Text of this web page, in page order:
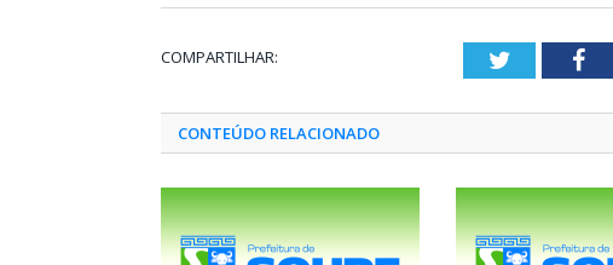
COMPARTILHAR: Twitter
CONTEÚDO RELACIONADO